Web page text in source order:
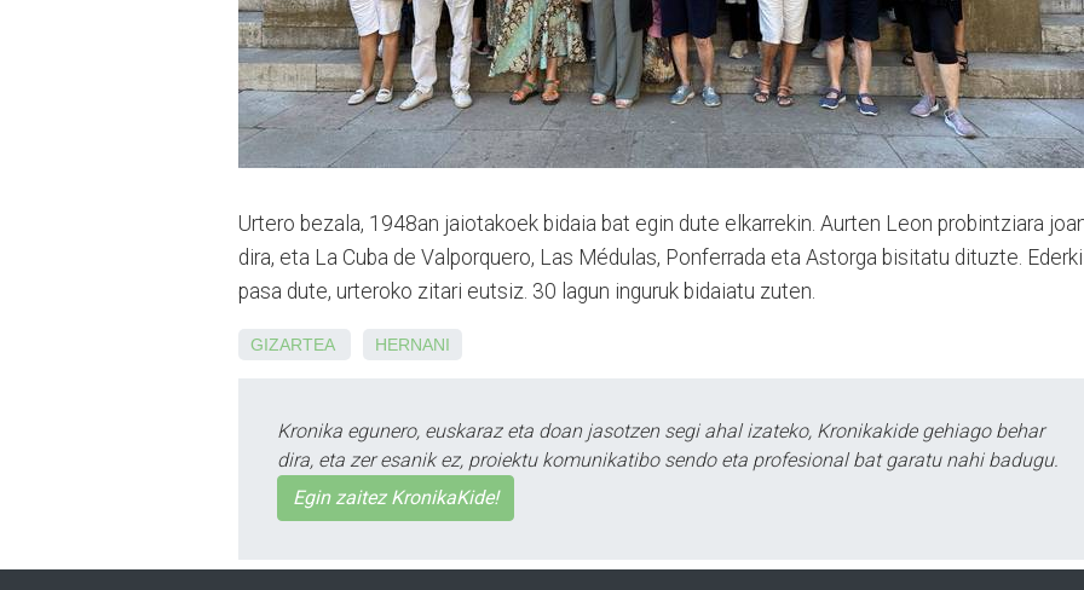
Urtero bezala, 1948an jaiotakoek bidaia bat egin dute elkarrekin. Aurten Leon probintziara
dira, eta La Cuba de Valporquero, Las Médulas, Ponferrada eta Astorga bisitatu dituzte. Ederki
pasa dute, urteroko zitari eutsiz. 30 lagun inguruk bidaiatu zuten.
GIZARTEA HERNANI
Kronika egunero, euskaraz eta doan jasotzen segi ahal izateko, Kronikakide gehiago behar
dira, eta zer esanik ez, proiektu komunikatibo sendo eta profesional bat garatu nahi badugu.
Egin zaitez KronikaKide!